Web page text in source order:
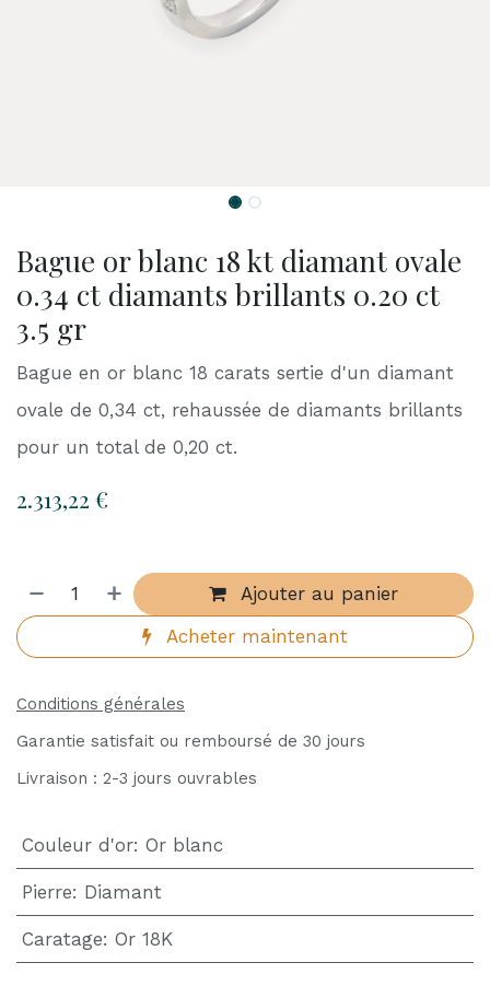
Bague or blanc 18 kt diamant ovale
0.34 ct diamants brillants 0.20 ct
3.5 gr
Bague en or blanc 18 carats sertie d'un diamant
ovale de 0,34 ct, rehaussée de diamants brillants
pour un total de 0,20 ct.
2.313,22 €
Ajouter au panier
Acheter maintenant
Conditions générales
Garantie satisfait ou remboursé de 30 jours
Livraison : 2-3 jours ouvrables
Couleur d'or: Or blanc
Pierre: Diamant
Caratage: Or 18K